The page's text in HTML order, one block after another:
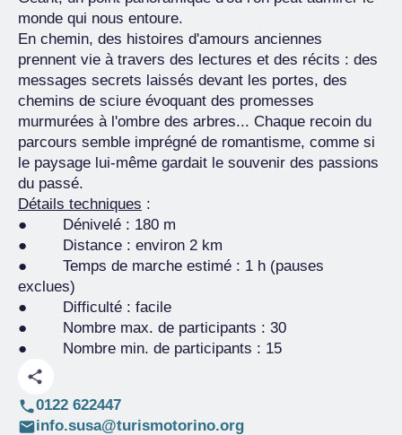
monde qui nous entoure.
En chemin, des histoires d'amours anciennes
prennent vie à travers des lectures et des récits : des
messages secrets laissés devant les portes, des
chemins de sciure évoquant des promesses
murmurées à l'ombre des arbres... Chaque recoin du
parcours semble imprégné de romantisme, comme si
le paysage lui-même gardait le souvenir des passions
du passé.
Détails techniques :
●
Dénivelé : 180 m
●
Distance : environ 2 km
●
Temps de marche estimé : 1 h (pauses
exclues)
●
Difficulté : facile
●
Nombre max. de participants : 30
●
Nombre min. de participants : 15
0122 622447
info.susa@turismotorino.org